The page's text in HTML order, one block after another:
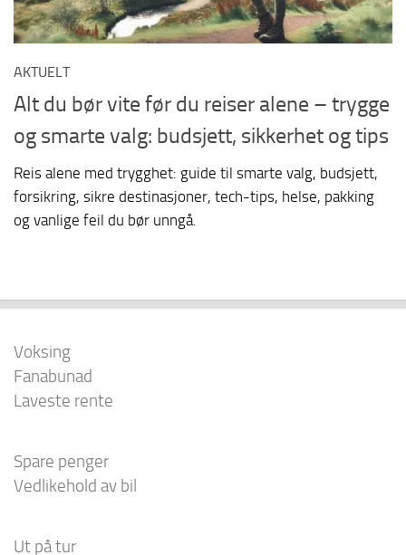
AKTUELT
Alt du bør vite før du reiser alene – trygge
og smarte valg: budsjett, sikkerhet og tips
Reis alene med trygghet: guide til smarte valg, budsjett,
forsikring, sikre destinasjoner, tech-tips, helse, pakking
og vanlige feil du bør unngå.
Voksing
Fanabunad
Laveste rente
Spare penger
Vedlikehold av bil
Ut på tur